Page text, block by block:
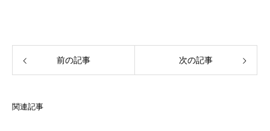
前の記事 次の記事
関連記事